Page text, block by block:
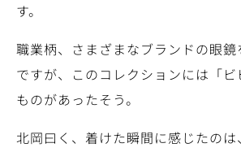
す。
職業柄、さまざまなブランドの眼
ですが、このコレクションには「
ものがあったそう。
北岡曰く、着けた瞬間に感じたのは